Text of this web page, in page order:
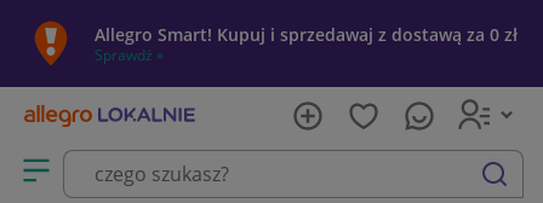
Allegro Smart! Kupuj i sprzedawaj z dostawą za 0 zł
Sprawdź »
Otwórz menu z kategoriami
szukaj